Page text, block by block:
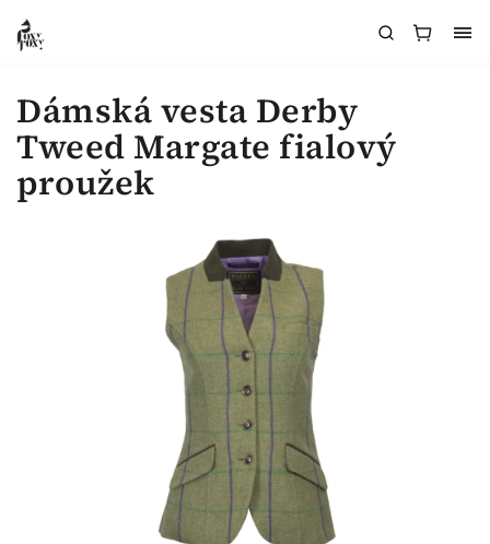
Dámská vesta Derby
Tweed Margate fialový
proužek